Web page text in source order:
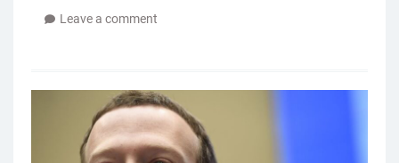
Leave a comment